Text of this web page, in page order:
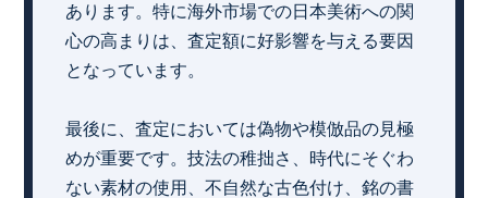
あります。特に海外市場での日本美術への関
心の高まりは、査定額に好影響を与える要因
となっています。
最後に、査定においては偽物や模倣品の見極
めが重要です。技法の稚拙さ、時代にそぐわ
ない素材の使用、不自然な古色付け、銘の書